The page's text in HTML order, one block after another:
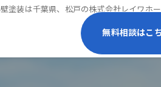
塗装は千葉県、松戸の株式会社レイワホ
無料相談はこ